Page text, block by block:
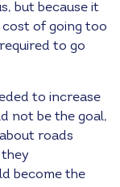
but because it
cost of going too
to go
to increase
not be the goal,
roads
they
become the